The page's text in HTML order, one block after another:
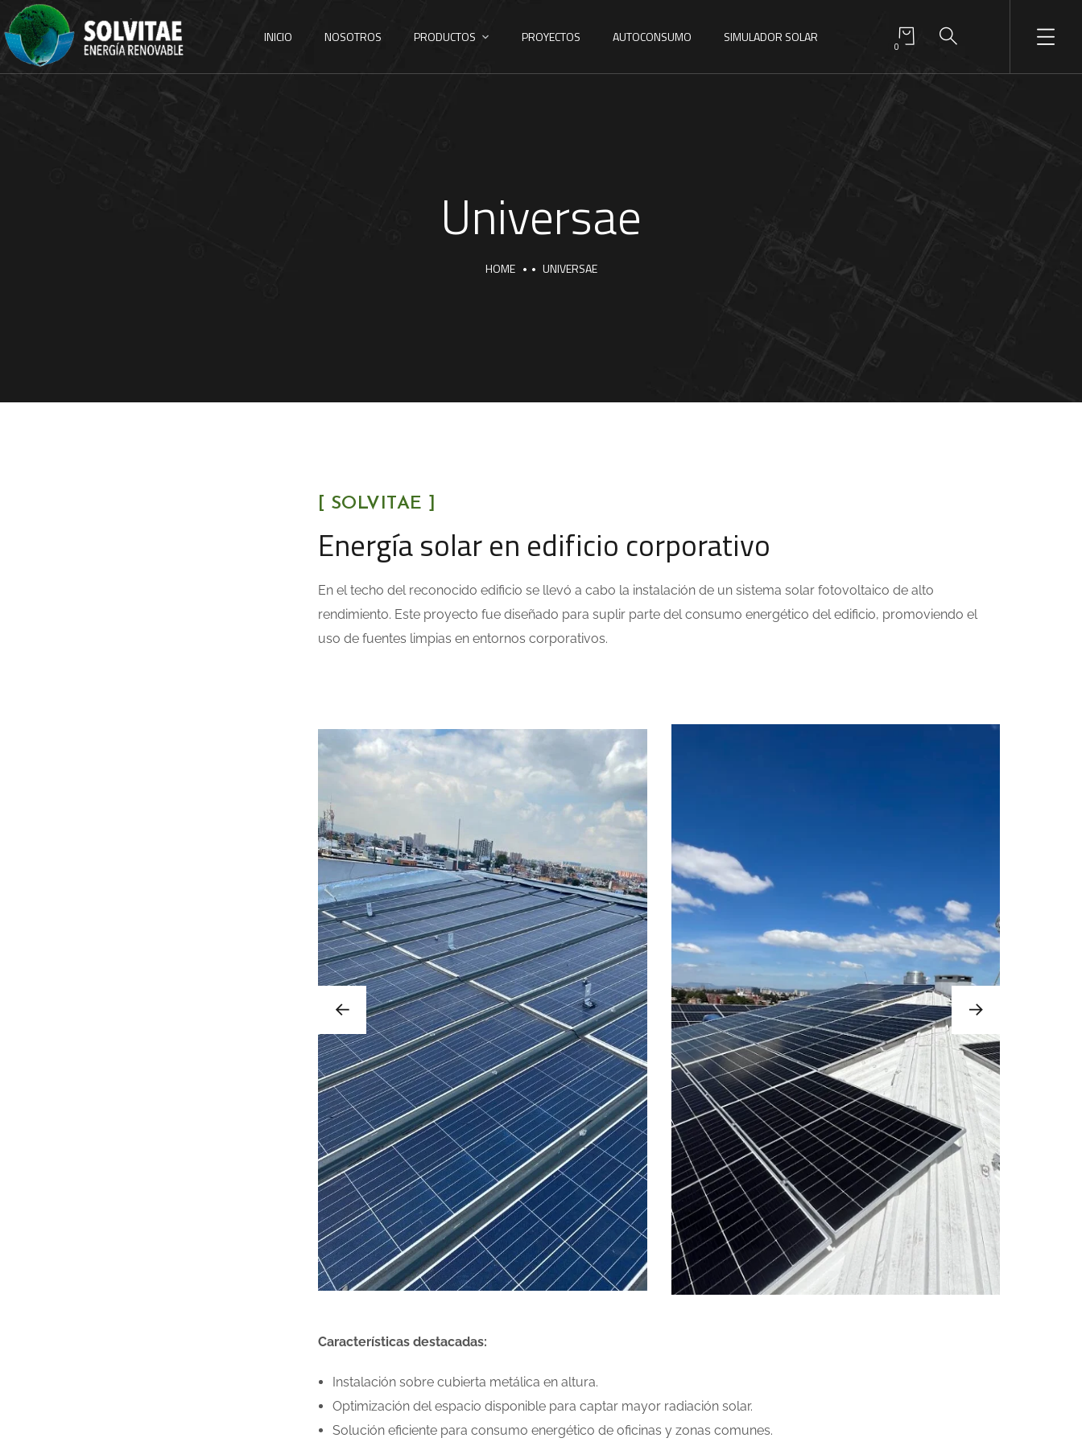
INICIO NOSOTROS PRODUCTOS PROYECTOS AUTOCONSUMO SIMULADOR SOLAR
0
Universae
HOME UNIVERSAE
[ SOLVITAE ]
Energía solar en edificio corporativo
En el techo del reconocido edificio se llevó a cabo la instalación de un sistema solar fotovoltaico de alto
rendimiento. Este proyecto fue diseñado para suplir parte del consumo energético del edificio, promoviendo el
uso de fuentes limpias en entornos corporativos.
Características destacadas:
Instalación sobre cubierta metálica en altura.
Optimización del espacio disponible para captar mayor radiación solar.
Solución eficiente para consumo energético de oficinas y zonas comunes.